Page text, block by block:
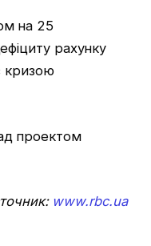
на 25
рахунку
кризою
проектом
www.rbc.ua